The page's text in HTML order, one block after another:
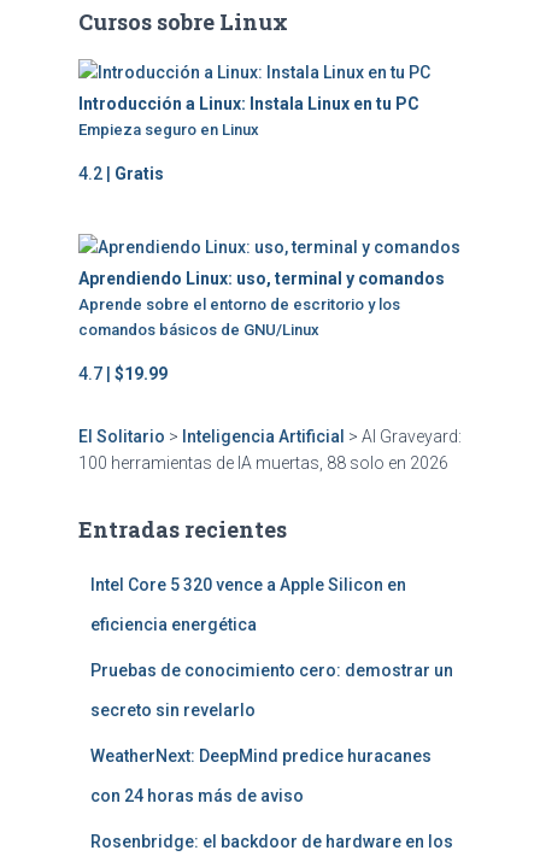
Cursos sobre Linux
Introducción a Linux: Instala Linux en tu PC
Empieza seguro en Linux
4.2 | Gratis
Aprendiendo Linux: uso, terminal y comandos
Aprende sobre el entorno de escritorio y los
comandos básicos de GNU/Linux
4.7 | $19.99
El Solitario > Inteligencia Artificial > AI Graveyard:
100 herramientas de IA muertas, 88 solo en 2026
Entradas recientes
Intel Core 5 320 vence a Apple Silicon en
eficiencia energética
Pruebas de conocimiento cero: demostrar un
secreto sin revelarlo
WeatherNext: DeepMind predice huracanes
con 24 horas más de aviso
Rosenbridge: el backdoor de hardware en los